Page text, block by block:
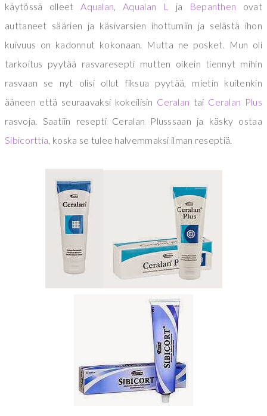
käytössä olleetAqualan,Aqualan L ja Bepanthen ovat
auttaneet säärien ja käsivarsien ihottumiin ja selästä ihon
kuivuus on kadonnut kokonaan. Mutta ne posket. Mun oli
tarkoitus pyytää rasvaresepti mutten oikein tiennyt mihin
rasvaan se nyt olisi ollut fiksua pyytää, mietin kuitenkin
ääneen että seuraavaksi kokeilisin Ceralan tai Ceralan Plus
rasvoja. Saatiin resepti Ceralan Plusssaan ja käsky ostaa
Sibicorttia, koska se tulee halvemmaksi ilman reseptiä.